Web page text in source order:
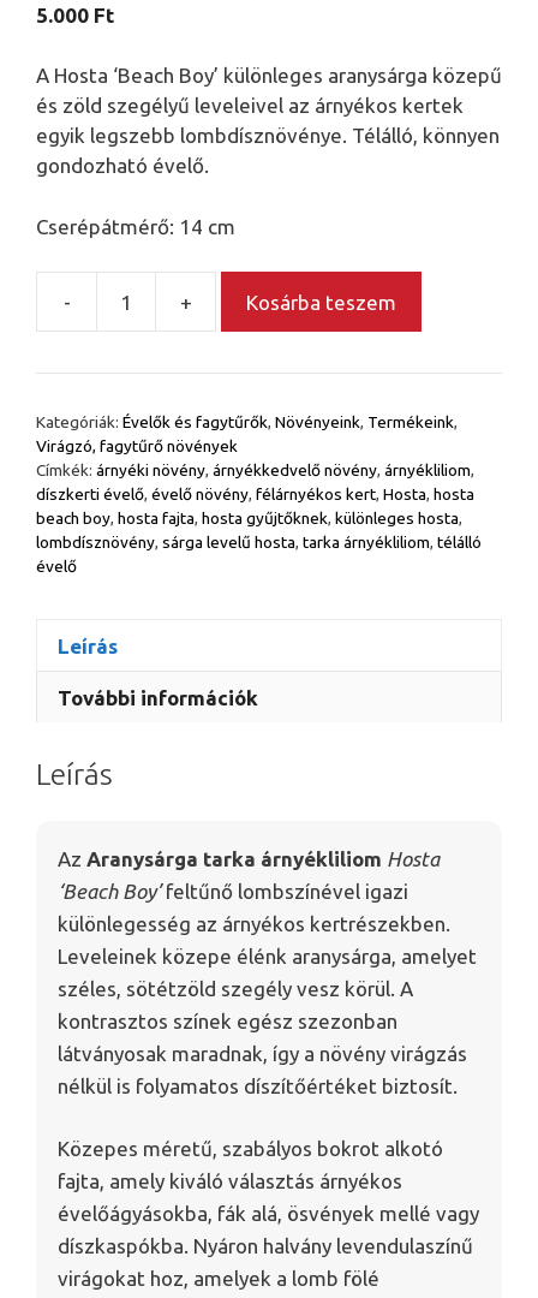
5.000 Ft
A Hosta ‘Beach Boy’ különleges aranysárga közepű
és zöld szegélyű leveleivel az árnyékos kertek
egyik legszebb lombdísznövénye. Télálló, könnyen
gondozható évelő.
Cserépátmérő: 14 cm
-
Aranysárga
árnyékliliom
Hosta
'Beach
Boy'
mennyiség
+ Kosárba teszem
Kategóriák: Évelők és fagytűrők, Növényeink, Termékeink,
Virágzó, fagytűrő növények
Címkék: árnyéki növény, árnyékkedvelő növény, árnyékliliom,
díszkerti évelő, évelő növény, félárnyékos kert, Hosta, hosta
beach boy, hosta fajta, hosta gyűjtőknek, különleges hosta,
lombdísznövény, sárga levelű hosta, tarka árnyékliliom, télálló
évelő
Leírás
További információk
Leírás
Az Aranysárga tarka árnyékliliom Hosta
‘Beach Boy’feltűnő lombszínével igazi
különlegesség az árnyékos kertrészekben.
Leveleinek közepe élénk aranysárga, amelyet
széles, sötétzöld szegély vesz körül. A
kontrasztos színek egész szezonban
látványosak maradnak, így a növény virágzás
nélkül is folyamatos díszítőértéket biztosít.
Közepes méretű, szabályos bokrot alkotó
fajta, amely kiváló választás árnyékos
évelőágyásokba, fák alá, ösvények mellé vagy
díszkaspókba. Nyáron halvány levendulaszínű
virágokat hoz, amelyek a lomb fölé